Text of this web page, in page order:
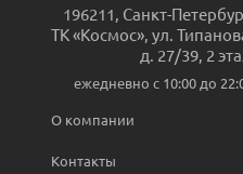
196211 Санкт-
ТК «Космос», ул.
д. 27/39, 2
ежедневно c 10:00 до
О компании
Контакты